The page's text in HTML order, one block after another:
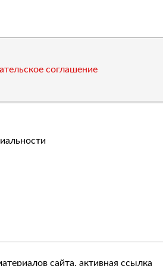
соглашение
сайта, активная ссылка